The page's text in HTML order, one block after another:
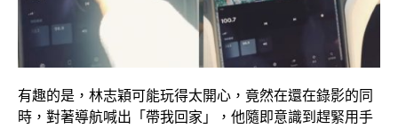
有趣的是，林志穎可能玩得太開心，竟然在還在錄影的同
時，對著導航喊出「帶我回家」，他隨即意識到趕緊用手